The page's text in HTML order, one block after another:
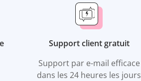
Support client gratuit
Support par e-mail efficace
dans les 24 heures les jours